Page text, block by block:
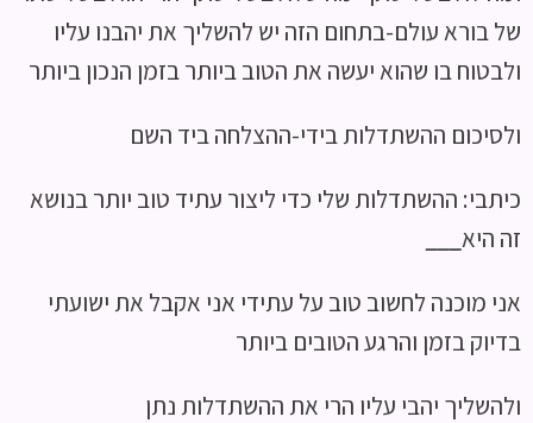
של בורא עולם-בתחום הזה יש להשליך את יהבנו עליו
ולבטוח בו שהוא יעשה את הטוב ביותר בזמן הנכון ביותר
ולסיכום ההשתדלות בידי-ההצלחה ביד השם
כיתבי: ההשתדלות שלי כדי ליצור עתיד טוב יותר בנושא
זה היא
אני מוכנה לחשוב טוב על עתידי אני אקבל את ישועתי
בדיוק בזמן והרגע הטובים ביותר
ולהשליך יהבי עליו הרי את ההשתדלות נתן